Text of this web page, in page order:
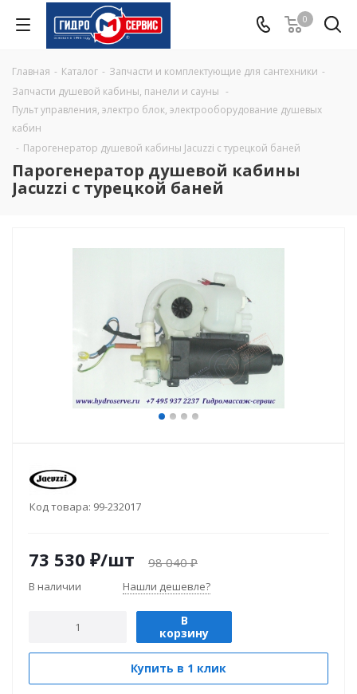
0
Главная - Каталог - Запчасти и комплектующие для сантехники -
Запчасти душевой кабины, панели и сауны -
Пульт управления, электро блок, электрооборудование душевых
кабин
- Парогенератор душевой кабины Jacuzzi с турецкой баней
Парогенератор душевой кабины
Jacuzzi с турецкой баней
Код товара: 99-232017
73 530 ₽/шт 98 040₽
В наличии Нашли дешевле?
В
корзину
Купить в 1 клик